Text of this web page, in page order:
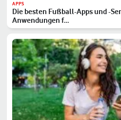
APPS
Die besten Fußball-Apps und -
Anwendungen f…